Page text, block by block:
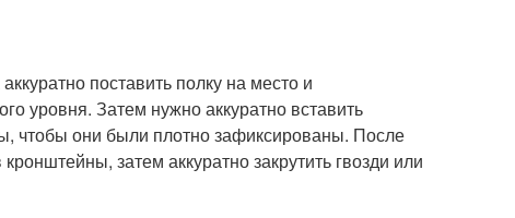
поставить полку на место и
уровня. Затем нужно аккуратно вставить
чтобы они были плотно зафиксированы. После
затем аккуратно закрутить гвозди или